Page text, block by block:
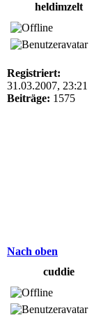
heldimzelt
Registriert:
31.03.2007, 23:21
Beiträge: 1575
Nach oben
cuddie